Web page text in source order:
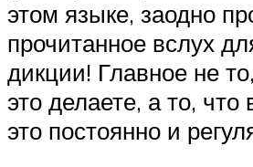
этом языке, заодно
прочитанное вслух
дикции! Главное не
это делаете, а то, что
это постоянно и